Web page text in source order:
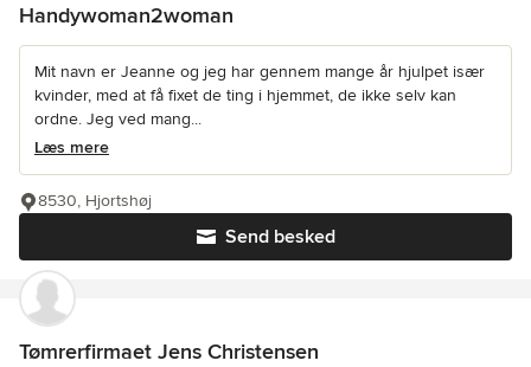
Handywoman2woman
Mit navn er Jeanne og jeg har gennem mange år hjulpet især
kvinder, med at få fixet de ting i hjemmet, de ikke selv kan
ordne. Jeg ved mang...
Læs mere
Send besked
8530, Hjortshøj
Tømrerfirmaet Jens Christensen